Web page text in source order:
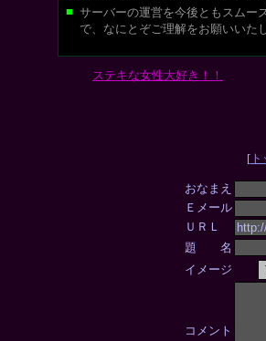
■ サーバーの運営を今後ともスムー
で、なにとぞご理解をお願いいた
ステキな女性大好き！！
[
おなまえ
Ｅメール
ＵＲＬ
題 名
イメージ
コメント